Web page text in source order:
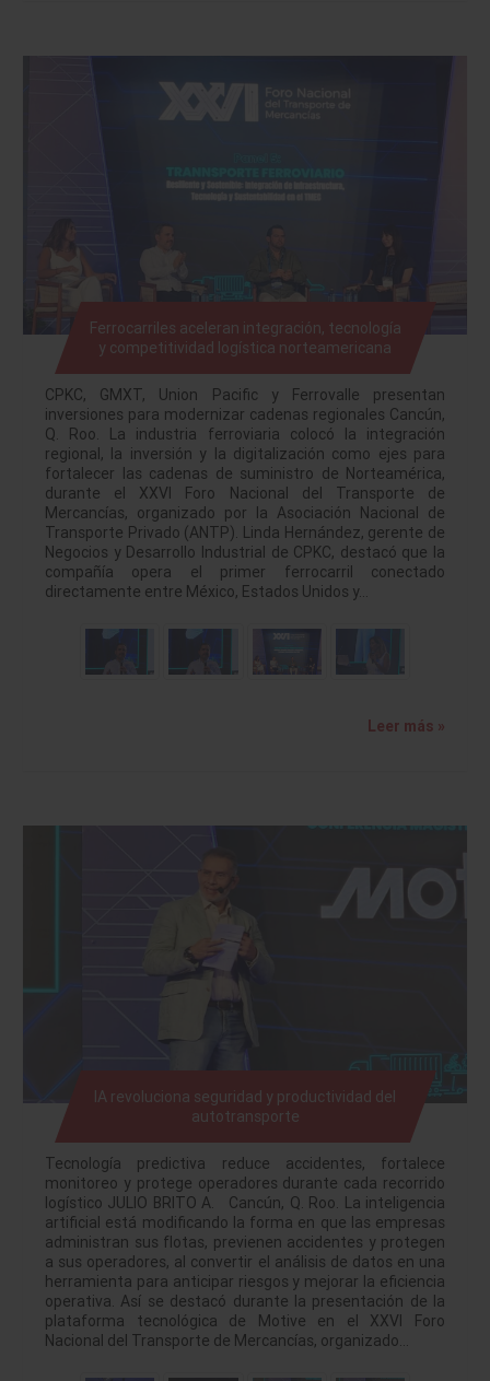
Ferrocarriles aceleran integración, tecnología
y competitividad logística norteamericana
CPKC, GMXT, Union Pacific y Ferrovalle presentan
inversiones para modernizar cadenas regionales Cancún,
Q. Roo. La industria ferroviaria colocó la integración
regional, la inversión y la digitalización como ejes para
fortalecer las cadenas de suministro de Norteamérica,
durante el XXVI Foro Nacional del Transporte de
Mercancías, organizado por la Asociación Nacional de
Transporte Privado (ANTP). Linda Hernández, gerente de
Negocios y Desarrollo Industrial de CPKC, destacó que la
compañía opera el primer ferrocarril conectado
directamente entre México, Estados Unidos y…
Leer más »
IA revoluciona seguridad y productividad del
autotransporte
Tecnología predictiva reduce accidentes, fortalece
monitoreo y protege operadores durante cada recorrido
logístico JULIO BRITO A. Cancún, Q. Roo. La inteligencia
artificial está modificando la forma en que las empresas
administran sus flotas, previenen accidentes y protegen
a sus operadores, al convertir el análisis de datos en una
herramienta para anticipar riesgos y mejorar la eficiencia
operativa. Así se destacó durante la presentación de la
plataforma tecnológica de Motive en el XXVI Foro
Nacional del Transporte de Mercancías, organizado…